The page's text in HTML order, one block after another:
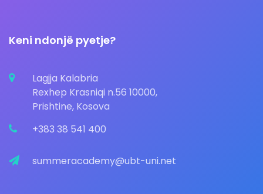
Keni ndonjë pyetje?
Lagjja Kalabria
Rexhep Krasniqi n.56 10000,
Prishtine, Kosova
+383 38 541 400
summeracademy@ubt-uni.net